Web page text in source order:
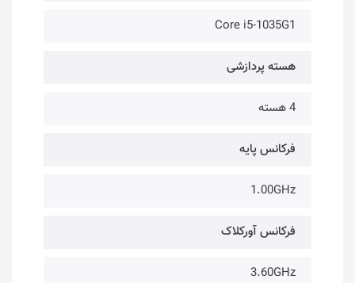
Core i5-1035G1
هسته پردازشی
4 هسته
فرکانس پایه
1.00GHz
فرکانس آورکلاک
3.60GHz